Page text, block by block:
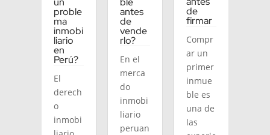
proble
ma
inmobi
liario
en
Perú?
El
derech
o
inmobi
antes
de
vende
rlo?
En el
merca
do
inmobi
liario
peruan
de
firmar
Compr
ar un
primer
inmue
ble es
una de
las